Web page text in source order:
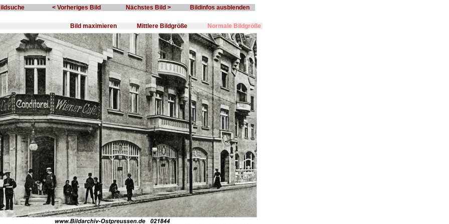
< Vorheriges Bild Nächstes Bild > Bildinfos ausblenden
Normale Bildgröße
Mittlere Bildgröße
Bild maximieren